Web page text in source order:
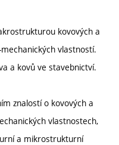
kovových a
vlastností.
a kovů ve stavebnictví.
znalostí o kovových a
vlastnostech,
a mikrostrukturní